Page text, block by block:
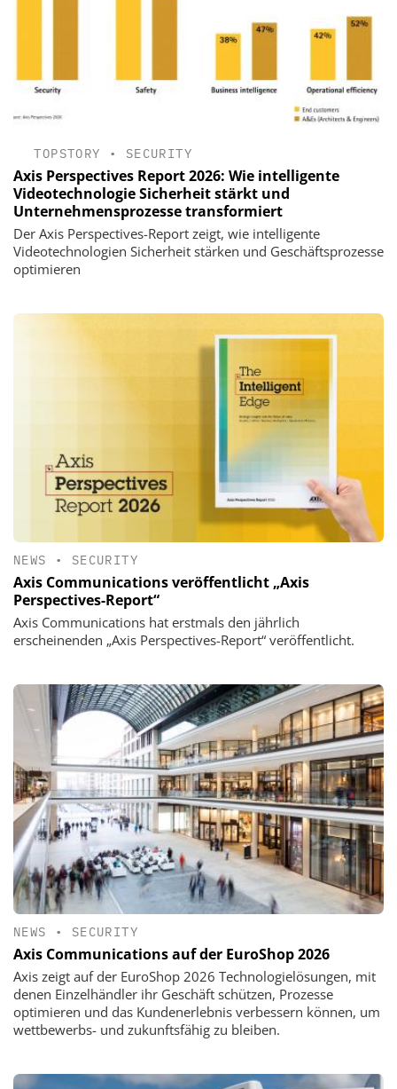
TOPSTORY • SECURITY
Axis Perspectives Report 2026: Wie intelligente
Videotechnologie Sicherheit stärkt und
Unternehmensprozesse transformiert
Der Axis Perspectives-Report zeigt, wie intelligente
Videotechnologien Sicherheit stärken und Geschäftsprozesse
optimieren
NEWS • SECURITY
Axis Communications veröffentlicht „Axis
Perspectives-Report“
Axis Communications hat erstmals den jährlich
erscheinenden „Axis Perspectives-Report“ veröffentlicht.
NEWS • SECURITY
Axis Communications auf der EuroShop 2026
Axis zeigt auf der EuroShop 2026 Technologielösungen, mit
denen Einzelhändler ihr Geschäft schützen, Prozesse
optimieren und das Kundenerlebnis verbessern können, um
wettbewerbs- und zukunftsfähig zu bleiben.